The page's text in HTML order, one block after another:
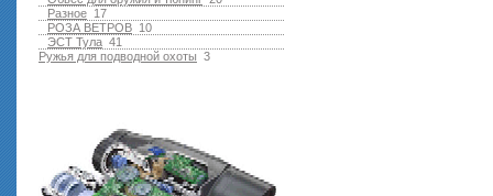
17
Разное
10
РОЗА ВЕТРОВ
41
ЭСТ Тула
3
Ружья для подводной оxоты